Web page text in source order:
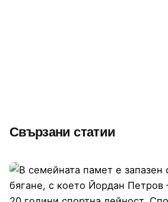
Свързани статии